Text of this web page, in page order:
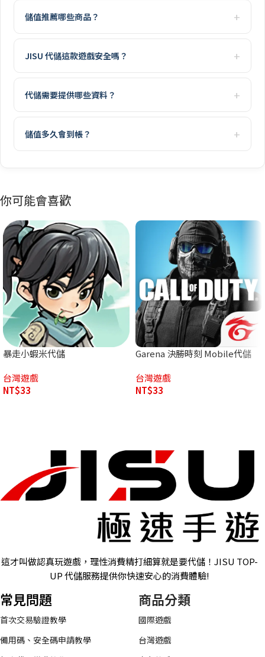
儲值推薦哪些商品？
JISU 代儲這款遊戲安全嗎？
代儲需要提供哪些資料？
儲值多久會到帳？
你可能會喜歡
暴走小蝦米代儲
台灣遊戲
NT$33
Garena 決勝時刻 Mobile代儲
台灣遊戲
NT$33
這才叫做認真玩遊戲，理性消費精打細算就是要代儲！JISU TOP-
UP 代儲服務提供你快速安心的消費體驗!
常見問題
首次交易驗證教學
備用碼、安全碼申請教學
商品分類
國際遊戲
台灣遊戲